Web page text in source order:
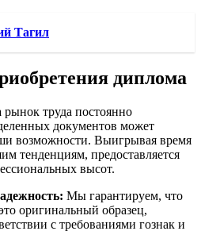
Тагил
диплома
труда постоянно
документов может
возможности. Выигрывая время
тенденциям, предоставляется
высот.
Мы гарантируем, что
оригинальный образец,
с требованиями гознак и